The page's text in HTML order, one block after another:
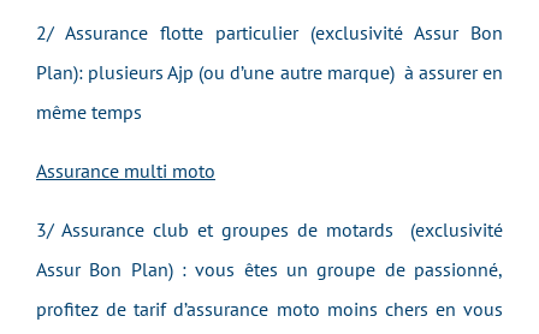
2/ Assurance flotte particulier (exclusivité Assur Bon
Plan): plusieurs Ajp (ou d’une autre marque) à assurer en
même temps
Assurance multi moto
3/ Assurance club et groupes de motards (exclusivité
Assur Bon Plan) : vous êtes un groupe de passionné,
profitez de tarif d’assurance moto moins chers en vous